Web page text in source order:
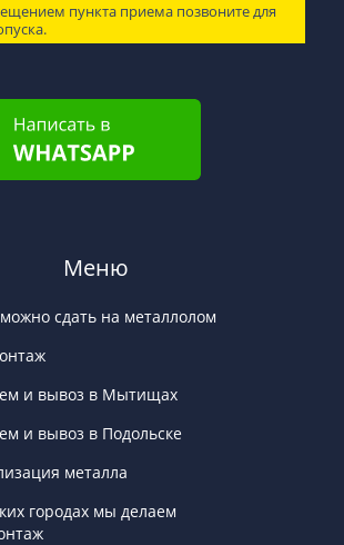
пункта приема позвоните для
Меню
сдать на металлолом
и вывоз в Мытищах
и вывоз в Подольске
металла
городах мы делаем